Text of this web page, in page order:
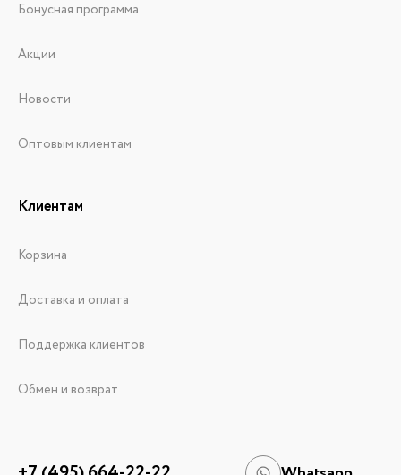
Бонусная программа
Акции
Новости
Оптовым клиентам
Клиентам
Корзина
Доставка и оплата
Поддержка клиентов
Обмен и возврат